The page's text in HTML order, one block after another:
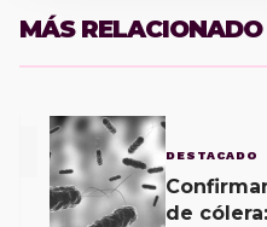
MÁS RELACIONADO
DESTACADO
de